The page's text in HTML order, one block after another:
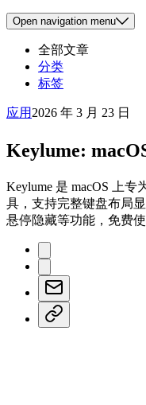
Open navigation menu
全部文章
分类
标签
应用 2026 年 3 月 23 日
Keylume:
Keylume 是 macOS 上
具，支持完整键盘布局
悬停隐藏等功能，免费使